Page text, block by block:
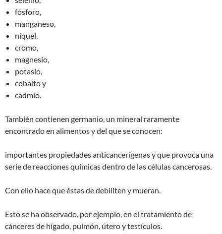
fósforo,
manganeso,
níquel,
cromo,
magnesio,
potasio,
cobalto y
cadmio.
También contienen germanio, un mineral raramente
encontrado en alimentos y del que se conocen:
importantes propiedades anticancerígenas y que provoca una
serie de reacciones químicas dentro de las células cancerosas.
Con ello hace que éstas de debiliten y mueran.
Esto se ha observado, por ejemplo, en el tratamiento de
cánceres de hígado, pulmón, útero y testículos.